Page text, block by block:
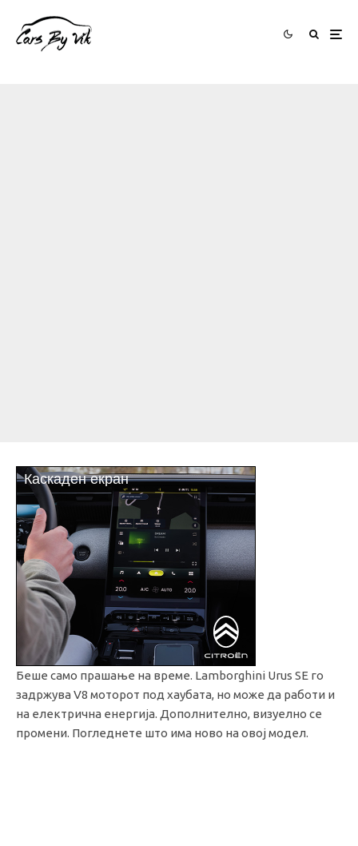
Беше само прашање на време. Lamborghini Urus SE го
задржува V8 моторот под хаубата, но може да работи и
на електрична енергија. Дополнително, визуелно се
промени. Погледнете што има ново на овој модел.